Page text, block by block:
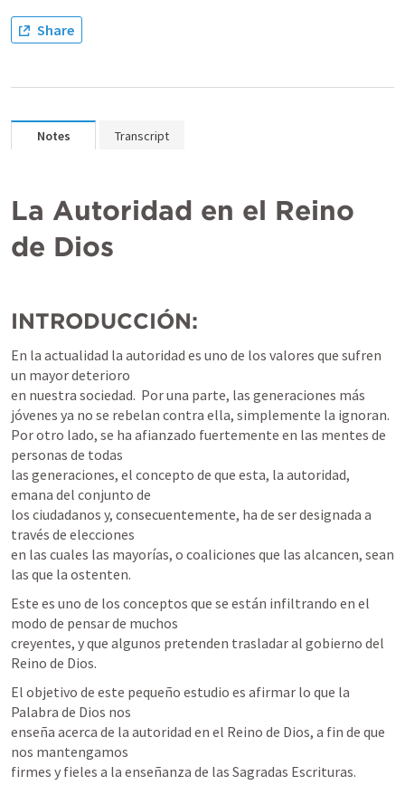
Share
Notes Transcript
La Autoridad en el Reino
de Dios
INTRODUCCIÓN:
En la actualidad la autoridad es uno de los valores que sufren
un mayor deterioro
en nuestra sociedad.  Por una parte, las generaciones más
jóvenes ya no se rebelan contra ella, simplemente la ignoran.
Por otro lado, se ha afianzado fuertemente en las mentes de
personas de todas
las generaciones, el concepto de que esta, la autoridad,
emana del conjunto de
los ciudadanos y, consecuentemente, ha de ser designada a
través de elecciones
en las cuales las mayorías, o coaliciones que las alcancen, sean
las que la ostenten.
Este es uno de los conceptos que se están infiltrando en el
modo de pensar de muchos
creyentes, y que algunos pretenden trasladar al gobierno del
Reino de Dios.
El objetivo de este pequeño estudio es afirmar lo que la
Palabra de Dios nos
enseña acerca de la autoridad en el Reino de Dios, a fin de que
nos mantengamos
firmes y fieles a la enseñanza de las Sagradas Escrituras.